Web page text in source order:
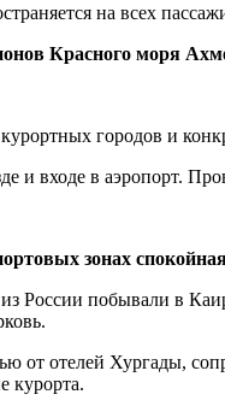
на всех
Красного моря
городов и
и входе в аэропорт.
зонах
России побывали в
отелей Хургады,
курорта.